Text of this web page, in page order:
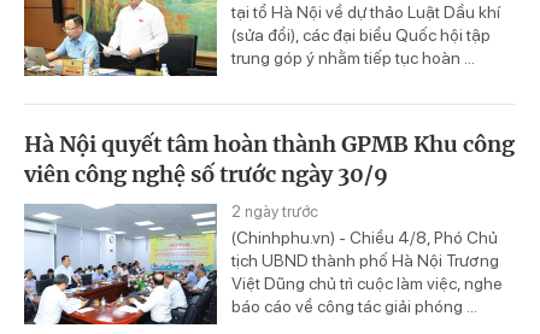
tại tổ Hà Nội về dự thảo Luật Dầu khí
(sửa đổi), các đại biểu Quốc hội tập
trung góp ý nhằm tiếp tục hoàn ...
Hà Nội quyết tâm hoàn thành GPMB Khu công
viên công nghệ số trước ngày 30/9
2 ngày trước
(Chinhphu.vn) - Chiều 4/8, Phó Chủ
tịch UBND thành phố Hà Nội Trương
Việt Dũng chủ trì cuộc làm việc, nghe
báo cáo về công tác giải phóng ...